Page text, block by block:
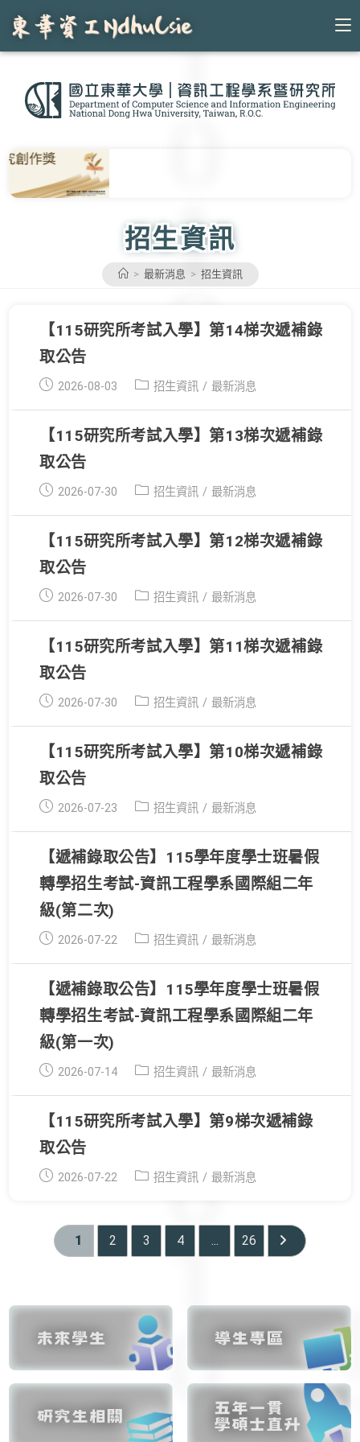
content
招生資訊
> 最新消息 > 招生資訊
【115研究所考試入學】第14梯次遞補錄
取公告
Post
2026-08-03 Post
招生資訊 / 最新消息
【115研究所考試入學】第13梯次遞補錄
取公告
Post
2026-07-30 Post
招生資訊 / 最新消息
【115研究所考試入學】第12梯次遞補錄
取公告
Post
2026-07-30 Post
招生資訊 / 最新消息
【115研究所考試入學】第11梯次遞補錄
取公告
Post
2026-07-30 Post
招生資訊 / 最新消息
【115研究所考試入學】第10梯次遞補錄
取公告
Post
2026-07-23 Post
招生資訊 / 最新消息
【遞補錄取公告】115學年度學士班暑假
轉學招生考試-資訊工程學系國際組二年
級(第二次)
Post
2026-07-22 Post
招生資訊 / 最新消息
【遞補錄取公告】115學年度學士班暑假
轉學招生考試-資訊工程學系國際組二年
級(第一次)
Post
2026-07-14Post
招生資訊 / 最新消息
【115研究所考試入學】第9梯次遞補錄
取公告
Post
2026-07-22 Post
招生資訊 / 最新消息
1 2 3 4 ... 26 Go to the next